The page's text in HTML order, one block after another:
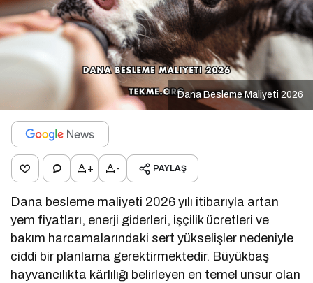
Dana Besleme Maliyeti 2026
+ - PAYLAŞ
Dana besleme maliyeti 2026 yılı itibarıyla artan
yem fiyatları, enerji giderleri, işçilik ücretleri ve
bakım harcamalarındaki sert yükselişler nedeniyle
ciddi bir planlama gerektirmektedir. Büyükbaş
hayvancılıkta kârlılığı belirleyen en temel unsur olan